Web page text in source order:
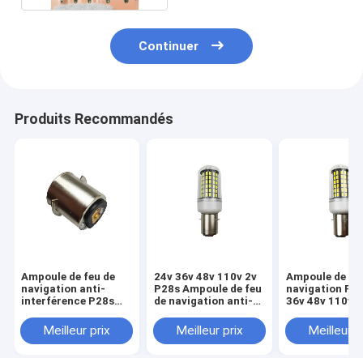
Continuer
Produits Recommandés
Ampoule de feu de
navigation anti-
interférence P28s
Meilleur prix
24v 36v 48v 110v 2v
P28s Ampoule de feu
de navigation anti-
Meilleur prix
Ampoule de
navigation
36v 48v 110v
Meilleur